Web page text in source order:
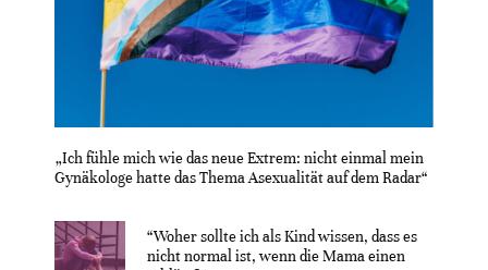
„Ich fühle mich wie das neue Extrem: nicht einmal mein
Gynäkologe hatte das Thema Asexualität auf dem Radar“
“Woher sollte ich als Kind wissen, dass es
nicht normal ist, wenn die Mama einen